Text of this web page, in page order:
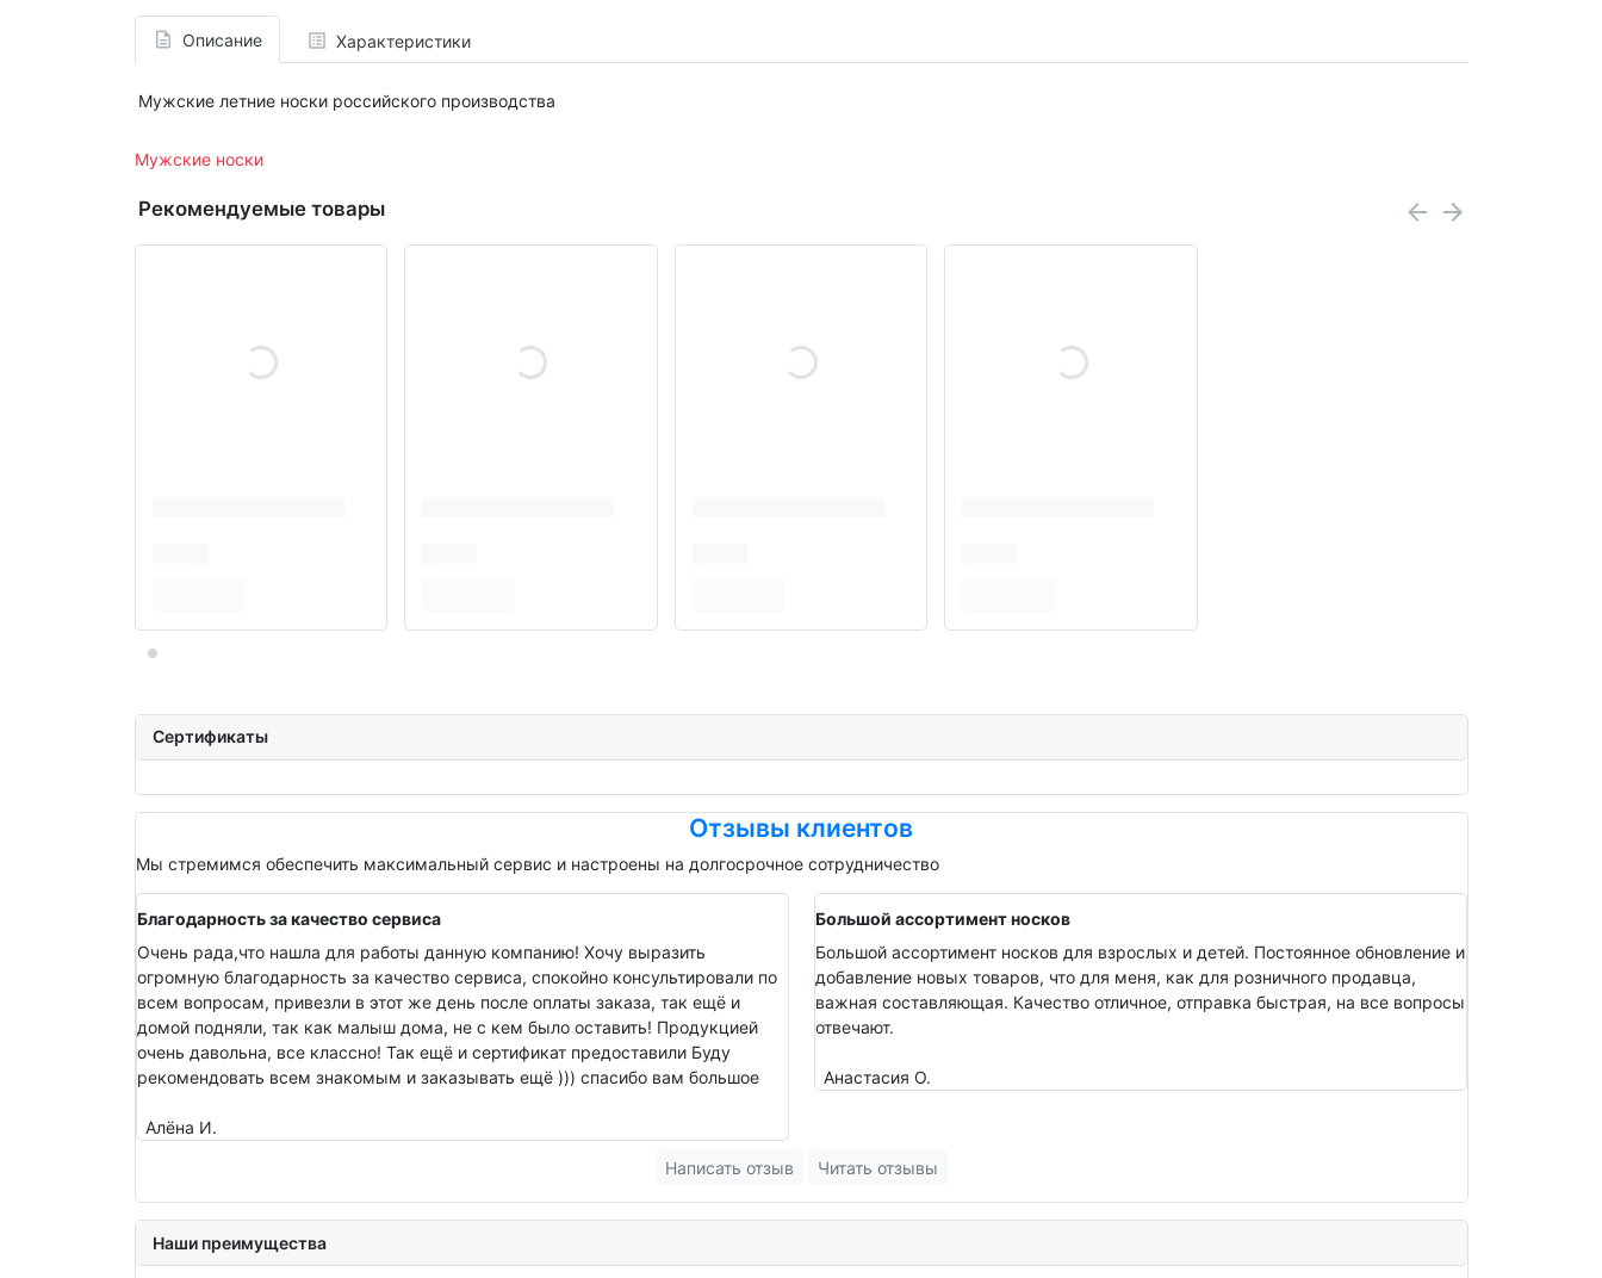
Описание Характеристики
Мужские летние носки российского производства
Мужские носки
Рекомендуемые товары
Сертификаты
Отзывы клиентов
Мы стремимся обеспечить максимальный сервис и настроены на долгосрочное сотрудничество
Благодарность за качество сервиса
Очень рада,что нашла для работы данную компанию! Хочу выразить
огромную благодарность за качество сервиса, спокойно консультировали по
всем вопросам, привезли в этот же день после оплаты заказа, так ещё и
домой подняли, так как малыш дома, не с кем было оставить! Продукцией
очень давольна, все классно! Так ещё и сертификат предоставили Буду
рекомендовать всем знакомым и заказывать ещё ))) спасибо вам большое
Алёна И.
Большой ассортимент носков
Большой ассортимент носков для взрослых и детей. Постоянное обновление и
добавление новых товаров, что для меня, как для розничного продавца,
важная составляющая. Качество отличное, отправка быстрая, на все вопросы
отвечают.
Анастасия О.
Написать отзыв Читать отзывы
Наши преимущества